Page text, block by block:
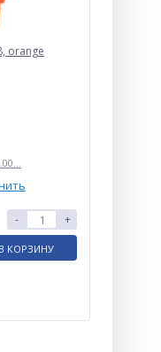
orange
- +
В КОРЗИНУ